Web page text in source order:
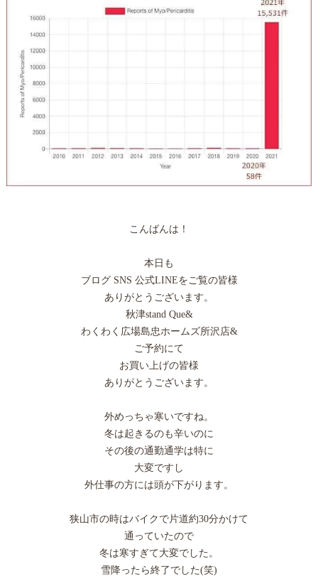
こんばんは！
本日も
ブログ SNS 公式LINEをご覧の皆様
ありがとうございます。
秋津stand Que&
わくわく広場島忠ホームズ所沢店&
ご予約にて
お買い上げの皆様
ありがとうございます。
外めっちゃ寒いですね。
冬は起きるのも辛いのに
その後の通勤通学は特に
大変ですし
外仕事の方には頭が下がります。
狭山市の時はバイクで片道約30分かけて
通っていたので
冬は寒すぎて大変でした。
雪降ったら終了でした(笑)